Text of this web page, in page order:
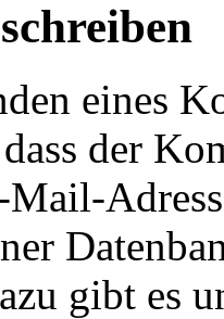
eines
der
Mail-
gibt es